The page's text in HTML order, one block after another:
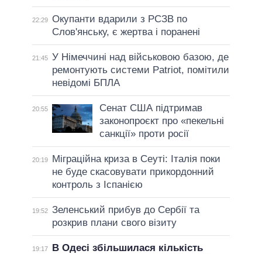
22:29 Окупанти вдарили з РСЗВ по
Слов'янську, є жертва і поранені
21:45 У Німеччині над військовою базою, де
ремонтують системи Patriot, помітили
невідомі БПЛА
20:55
Сенат США підтримав
законопроєкт про «пекельні
санкції» проти росії
20:19
Міграційна криза в Сеуті: Італія поки
не буде скасовувати прикордонний
контроль з Іспанією
19:52 Зеленський прибув до Сербії та
розкрив плани свого візиту
19:17
В Одесі збільшилася кількість